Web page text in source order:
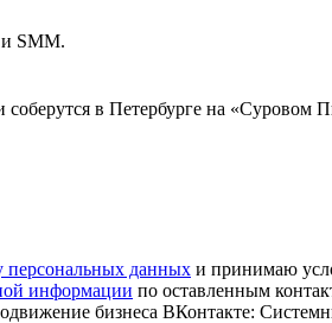
SMM.
соберутся в Петербурге на
персональных данных и принимаю
информации по оставленным
бизнеса ВКонтакте: